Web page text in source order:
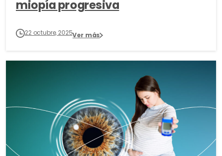
miopía progresiva
22 octubre, 2025Ver más